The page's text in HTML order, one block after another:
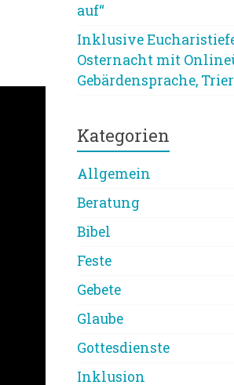
auf“
Inklusive
Osternacht mit
Gebärdensprache, Trier
Kategorien
Allgemein
Beratung
Bibel
Feste
Gebete
Glaube
Gottesdienste
Inklusion